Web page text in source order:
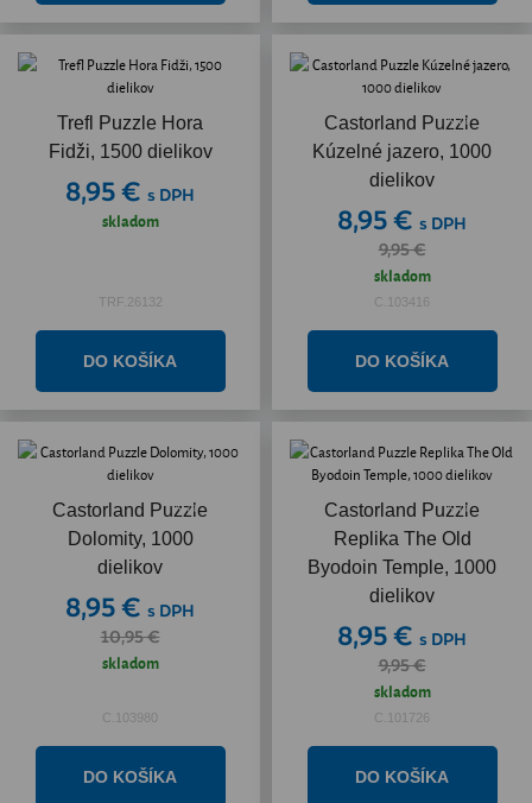
Trefl Puzzle Hora
Fidži, 1500 dielikov
8,95 € s DPH
skladom
TRF.26132
Castorland Puzzle
Kúzelné jazero, 1000
dielikov
Akcia
8,95 € s DPH
9,95 €
skladom
C.103416
Castorland Puzzle
Dolomity, 1000
dielikov
Akcia
8,95 € s DPH
10,95 €
skladom
C.103980
Castorland Puzzle
Replika The Old
Byodoin Temple, 1000
dielikov
Akcia
8,95 € s DPH
9,95 €
skladom
C.101726